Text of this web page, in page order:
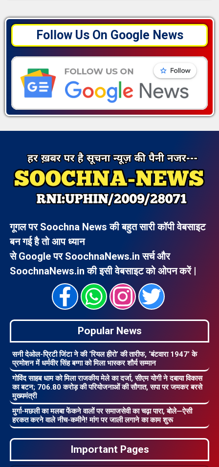
Follow Us On Google News
गूगल पर Soochna News की बहुत सारी कॉपी वेबसाइट
बन गई है तो आप ध्यान
से Google पर SoochnaNews.in सर्च और
SoochnaNews.in की इसी वेबसाइट को ओपन करें |
Popular News
सनी देओल-प्रिटी जिंटा ने की ‘रियल हीरो’ की तारीफ, ‘बंटवारा 1947’ के
प्रमोशन में धर्मवीर सिंह बग्गा को मिला भास्कर शौर्य सम्मान
गोविंद साहब धाम को मिला राजकीय मेले का दर्जा, सीएम योगी ने दबाया विकास
का बटन; 706.80 करोड़ की परियोजनाओं की सौगात, सपा पर जमकर बरसे
मुख्यमंत्री
मुर्गा-मछली का मलबा फेंकने वालों पर समाजसेवी का चढ़ा पारा, बोले—ऐसी
हरकत करने वाले नीच-कमीने! मांग पर जाली लगाने का काम शुरू
Important Pages